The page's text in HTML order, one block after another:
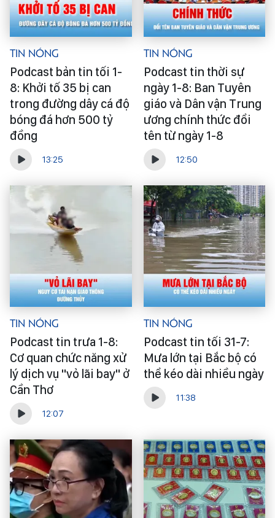
Tin Nóng
Podcast bản tin tối 1-
8: Khởi tố 35 bị can
trong đường dây cá độ
bóng đá hơn 500 tỷ
đồng
13:25
Tin Nóng
Podcast tin thời sự
ngày 1-8: Ban Tuyên
giáo và Dân vận Trung
ương chính thức đổi
tên từ ngày 1-8
12:50
Tin Nóng
Podcast tin trưa 1-8:
Cơ quan chức năng xử
lý dịch vụ "vỏ lãi bay" ở
Cần Thơ
12:07
Tin Nóng
Podcast tin tối 31-7:
Mưa lớn tại Bắc bộ có
thể kéo dài nhiều ngày
11:38